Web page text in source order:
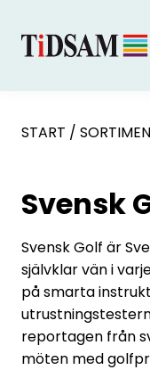
START /
Svensk
Svensk Golf är
självklar vän i
på smarta
reportagen från
möten med